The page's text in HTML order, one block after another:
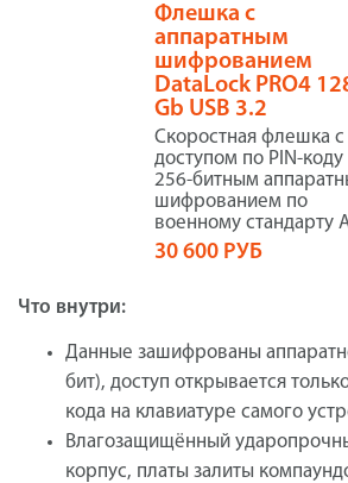
Флешка с
аппаратным
шифрованием
DataLock PRO4
Gb USB 3.2
Скоростная флешка с
доступом по PIN-коду
256-битным
шифрованием по
военному стандарту
30 600 РУБ
Что внутри:
Данные зашифрованы
бит), доступ открывается
кода на клавиатуре самого
Влагозащищённый
корпус, платы залиты